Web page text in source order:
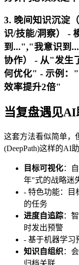
3. 晚间知识沉淀
识/技能/洞察） -
到...","我意识到
协作） - 从"发生
何优化" - 示例：
效率提升2倍"
当复盘遇见AI
这套方法看似简单，
(DeepPath)这样的AI
目标可视化：
年"式的战略迷
- 特色功能：目
的任务
进度自追踪：
时发出预警
- 基于机器学习
知识自组织 ：
归档关联